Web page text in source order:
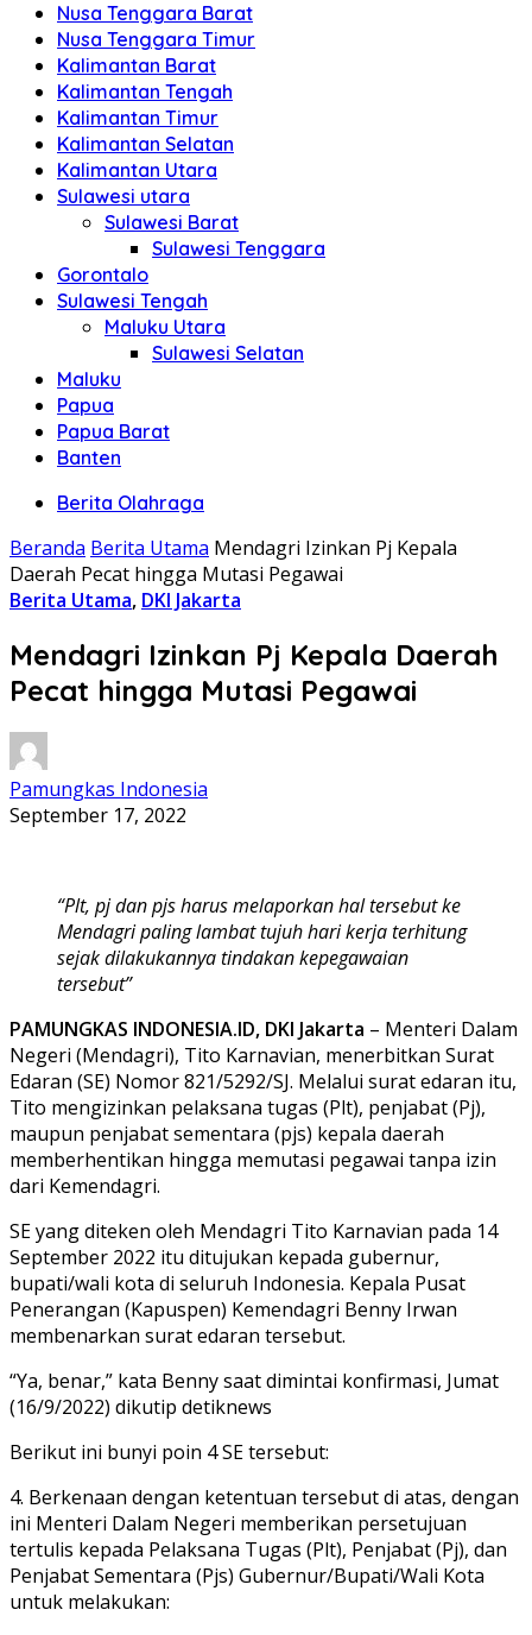
Nusa Tenggara Barat
Nusa Tenggara Timur
Kalimantan Barat
Kalimantan Tengah
Kalimantan Timur
Kalimantan Selatan
Kalimantan Utara
Sulawesi utara
Sulawesi Barat
Sulawesi Tenggara
Gorontalo
Sulawesi Tengah
Maluku Utara
Sulawesi Selatan
Maluku
Papua
Papua Barat
Banten
Berita Olahraga
Beranda Berita Utama Mendagri Izinkan Pj Kepala
Daerah Pecat hingga Mutasi Pegawai
Berita Utama, DKI Jakarta
Mendagri Izinkan Pj Kepala Daerah
Pecat hingga Mutasi Pegawai
Pamungkas Indonesia
September 17, 2022
“Plt, pj dan pjs harus melaporkan hal tersebut ke
Mendagri paling lambat tujuh hari kerja terhitung
sejak dilakukannya tindakan kepegawaian
tersebut”
PAMUNGKAS INDONESIA.ID, DKI Jakarta – Menteri Dalam
Negeri (Mendagri), Tito Karnavian, menerbitkan Surat
Edaran (SE) Nomor 821/5292/SJ. Melalui surat edaran itu,
Tito mengizinkan pelaksana tugas (Plt), penjabat (Pj),
maupun penjabat sementara (pjs) kepala daerah
memberhentikan hingga memutasi pegawai tanpa izin
dari Kemendagri.
SE yang diteken oleh Mendagri Tito Karnavian pada 14
September 2022 itu ditujukan kepada gubernur,
bupati/wali kota di seluruh Indonesia. Kepala Pusat
Penerangan (Kapuspen) Kemendagri Benny Irwan
membenarkan surat edaran tersebut.
“Ya, benar,” kata Benny saat dimintai konfirmasi, Jumat
(16/9/2022) dikutip detiknews
Berikut ini bunyi poin 4 SE tersebut:
4. Berkenaan dengan ketentuan tersebut di atas, dengan
ini Menteri Dalam Negeri memberikan persetujuan
tertulis kepada Pelaksana Tugas (Plt), Penjabat (Pj), dan
Penjabat Sementara (Pjs) Gubernur/Bupati/Wali Kota
untuk melakukan: